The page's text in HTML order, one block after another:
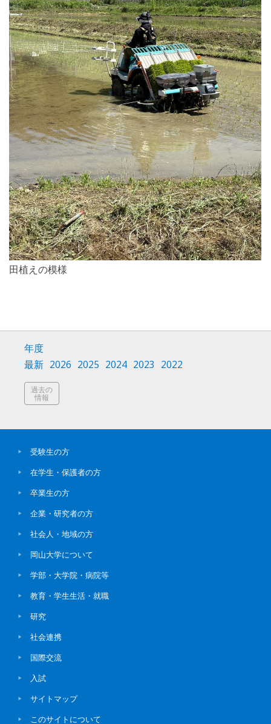
田植えの模様
年度
最新 2026 2025 2024 2023 2022
過去の
情報
受験生の方
在学生・保護者の方
卒業生の方
企業・研究者の方
社会人・地域の方
岡山大学について
学部・大学院・病院等
教育・学生生活・就職
研究
社会連携
国際交流
入試
サイトマップ
このサイトについて